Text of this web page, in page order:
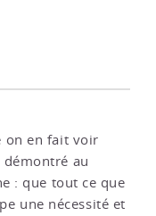
on en fait voir
au
: que tout ce que
une nécessité et